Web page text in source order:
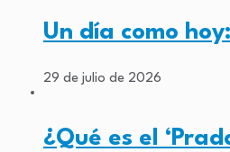
Un día como
29 de julio de 2026
¿Qué es el